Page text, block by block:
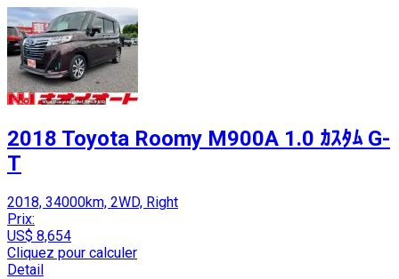
2018 Toyota Roomy M900A 1.0 ｶｽﾀﾑ G-
T
2018, 34000km, 2WD, Right
Prix:
US$ 8,654
Cliquez pour calculer
Detail